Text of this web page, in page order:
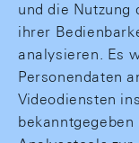
und die Nutzung
ihrer
analysieren. Es
Personendaten
Videodiensten